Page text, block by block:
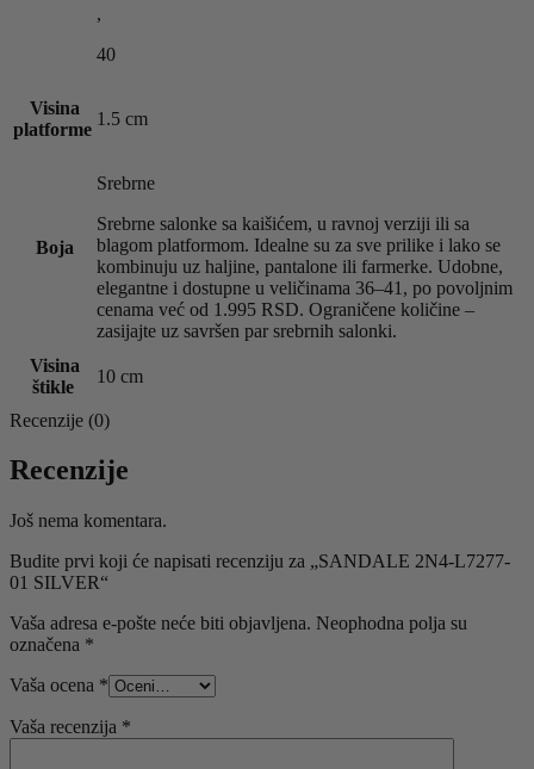
,
40
Visina
platforme
1.5 cm
Boja
Srebrne
Srebrne salonke sa kaišićem, u ravnoj verziji ili sa
blagom platformom. Idealne su za sve prilike i lako se
kombinuju uz haljine, pantalone ili farmerke. Udobne,
elegantne i dostupne u veličinama 36–41, po povoljnim
cenama već od 1.995 RSD. Ograničene količine –
zasijajte uz savršen par srebrnih salonki.
Visina
štikle
10 cm
Recenzije (0)
Recenzije
Još nema komentara.
Budite prvi koji će napisati recenziju za „SANDALE 2N4-L7277-
01 SILVER“
Vaša adresa e-pošte neće biti objavljena. Neophodna polja su
označena *
Vaša ocena *
Vaša recenzija *